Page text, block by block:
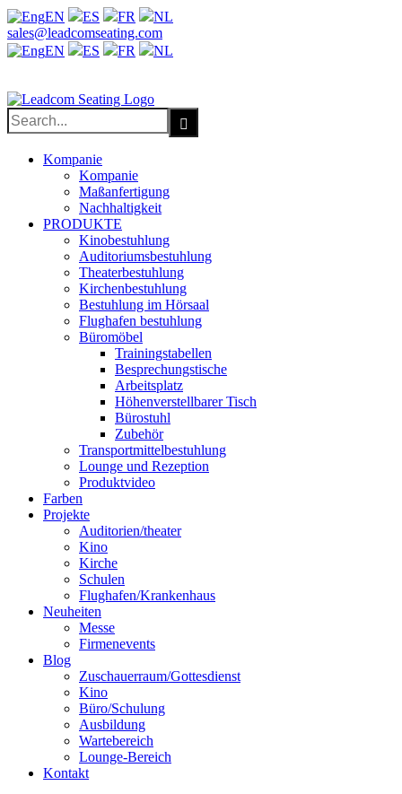
EN ES FR
NL
Facebook
X
LinkedIn
YouTube
sales@leadcomseating.com
EN
ES FR NL
Search
for:
Kompanie
Kompanie
Maßanfertigung
Nachhaltigkeit
PRODUKTE
Kinobestuhlung
Auditoriumsbestuhlung
Theaterbestuhlung
Kirchenbestuhlung
Bestuhlung im Hörsaal
Flughafen bestuhlung
Büromöbel
Trainingstabellen
Besprechungstische
Arbeitsplatz
Höhenverstellbarer Tisch
Bürostuhl
Zubehör
Transportmittelbestuhlung
Lounge und Rezeption
Produktvideo
Farben
Projekte
Auditorien/theater
Kino
Kirche
Schulen
Flughafen/Krankenhaus
Neuheiten
Messe
Firmenevents
Blog
Zuschauerraum/Gottesdienst
Kino
Büro/Schulung
Ausbildung
Wartebereich
Lounge-Bereich
Kontakt